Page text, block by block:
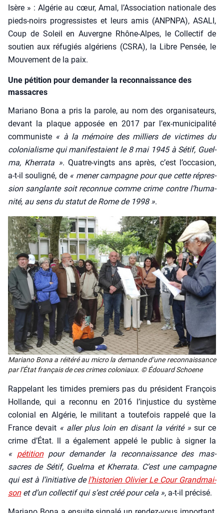
Isère » : Algé­rie au cœur, Amal, l’Association natio­nale des
pieds-noirs pro­gres­sistes et leurs amis (ANPNPA), ASALI,
Coup de Soleil en Auvergne Rhône-Alpes, le Col­lec­tif de
sou­tien aux réfu­giés algé­riens (CSRA), la Libre Pen­sée, le
Mou­ve­ment de la paix.
Une pétition pour demander la reconnaissance des
massacres
Maria­no Bona a pris la parole, au nom des orga­ni­sa­teurs,
devant la plaque appo­sée en 2017 par l’ex-muni­ci­pa­li­té
com­mu­niste « à la mémoire des mil­liers de vic­times du
colo­nia­lisme qui mani­fes­taient le 8 mai 1945 à Sétif, Guel­
ma, Kher­ra­ta ». Quatre-vingts ans après, c’est l’oc­ca­sion,
a‑t-il sou­li­gné, de « mener cam­pagne pour que cette répres­
sion san­glante soit recon­nue comme crime contre l’hu­ma­
ni­té, au sens du sta­tut de Rome de 1998 ».
Maria­no Bona a réité­ré au micro la demande d’une recon­nais­sance
par l’É­tat fran­çais de ces crimes colo­niaux. © Édouard Schoene
Rap­pe­lant les timides pre­miers pas du pré­sident Fran­çois
Hol­lande, qui a recon­nu en 2016 l’in­jus­tice du sys­tème
colo­nial en Algé­rie, le mili­tant a tou­te­fois rap­pe­lé que la
France devait « aller plus loin en disant la véri­té »sur ce
crime d’É­tat. ll a éga­le­ment appe­lé le public à signer la
« péti­tionpour deman­der la recon­nais­sance des mas­
sacres de Sétif, Guel­ma et Kher­ra­ta. C’est une cam­pagne
qui est à l’initiative del’historien Oli­vier Le Cour Grand­mai­
sonet d’un col­lec­tif qui s’est créé pour cela », a‑t-il pré­ci­sé.